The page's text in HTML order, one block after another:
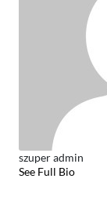
szuper admin
See Full Bio